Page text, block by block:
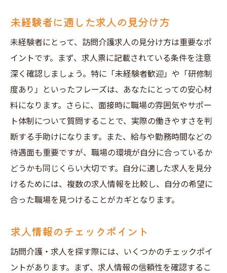
未経験者に適した求人の見分け方
未経験者にとって、訪問介護求人の見分け方は重要なポ
イントです。まず、求人票に記載されている条件を注意
深く確認しましょう。特に「未経験者歓迎」や「研修制
度あり」といったフレーズは、あなたにとっての安心材
料になります。さらに、面接時に職場の雰囲気やサポー
ト体制について質問することで、実際の働きやすさを判
断する手助けになります。また、給与や勤務時間などの
待遇面も重要ですが、職場の環境が自分に合っているか
どうかも同じくらい大切です。自分に適した求人を見分
けるためには、複数の求人情報を比較し、自分の希望に
合った職場を見つけることがカギとなります。
求人情報のチェックポイント
訪問介護・求人を探す際には、いくつかのチェックポイ
ントがあります。まず、求人情報の信頼性を確認するこ